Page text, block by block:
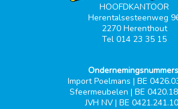
HOOFDKANTOOR
Herentalsesteenweg
2270 Herenthout
Tel 014 23 35 15
Import Poelmans | BE
Sfeermeubelen | BE
JVH NV | BE